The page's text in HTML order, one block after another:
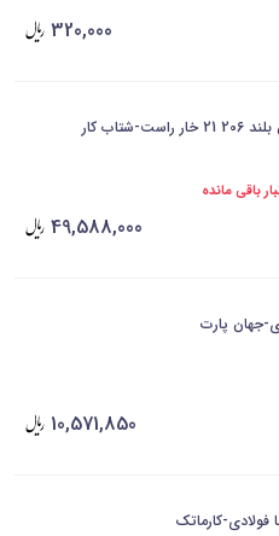
320,000
شتاب کار
49,588,000
جهان پارت
10,571,850